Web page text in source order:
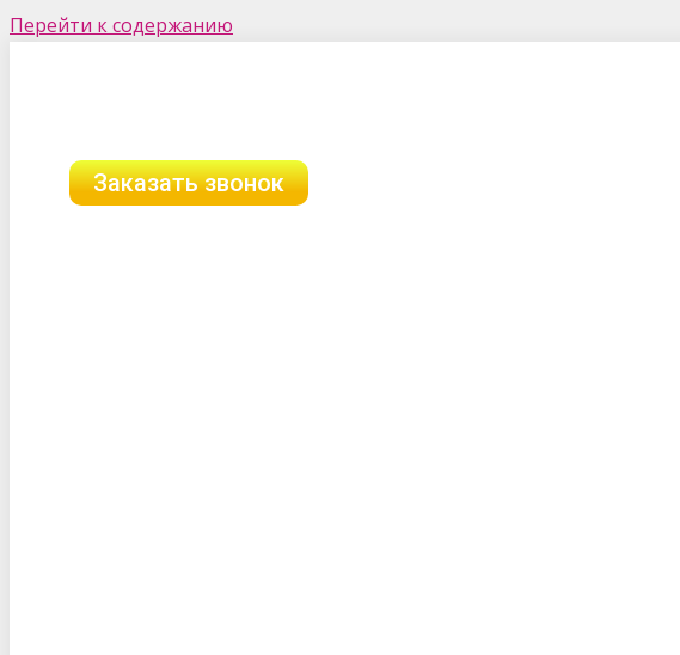
Перейти к содержанию
Заказать звонок